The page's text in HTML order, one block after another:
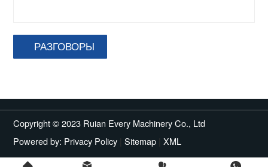
РАЗГОВОРЫ
Copyright © 2023 Ruian Every Machinery Co., Ltd
Powered by: Privacy Policy |Sitemap |XML